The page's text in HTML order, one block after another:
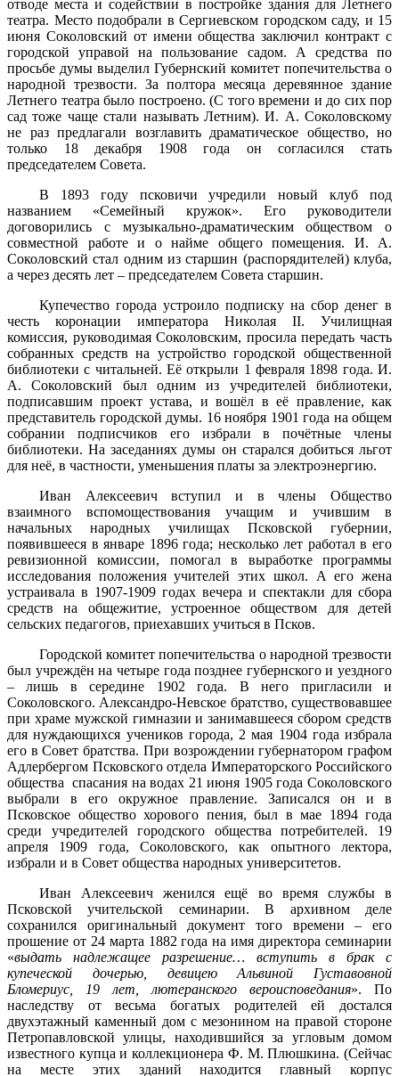
отводе места и содействии в постройке здания для Летнего
театра. Место подобрали в Сергиевском городском саду, и 15
июня Соколовский от имени общества заключил контракт с
городской управой на пользование садом. А средства по
просьбе думы выделил Губернский комитет попечительства о
народной трезвости. За полтора месяца деревянное здание
Летнего театра было построено. (С того времени и до сих пор
сад тоже чаще стали называть Летним). И. А. Соколовскому
не раз предлагали возглавить драматическое общество, но
только 18 декабря 1908 года он согласился стать
председателем Совета.
В 1893 году псковичи учредили новый клуб под
названием «Семейный кружок». Его руководители
договорились с музыкально-драматическим обществом о
совместной работе и о найме общего помещения. И. А.
Соколовский стал одним из старшин (распорядителей) клуба,
а через десять лет – председателем Совета старшин.
Купечество города устроило подписку на сбор денег в
честь коронации императора Николая II. Училищная
комиссия, руководимая Соколовским, просила передать часть
собранных средств на устройство городской общественной
библиотеки с читальней. Её открыли 1 февраля 1898 года. И.
А. Соколовский был одним из учредителей библиотеки,
подписавшим проект устава, и вошёл в её правление, как
представитель городской думы. 16 ноября 1901 года на общем
собрании подписчиков его избрали в почётные члены
библиотеки. На заседаниях думы он старался добиться льгот
для неё, в частности, уменьшения платы за электроэнергию.
Иван Алексеевич вступил и в члены Общество
взаимного вспомоществования учащим и учившим в
начальных народных училищах Псковской губернии,
появившееся в январе 1896 года; несколько лет работал в его
ревизионной комиссии, помогал в выработке программы
исследования положения учителей этих школ. А его жена
устраивала в 1907-1909 годах вечера и спектакли для сбора
средств на общежитие, устроенное обществом для детей
сельских педагогов, приехавших учиться в Псков.
Городской комитет попечительства о народной трезвости
был учреждён на четыре года позднее губернского и уездного
– лишь в середине 1902 года. В него пригласили и
Соколовского. Александро-Невское братство, существовавшее
при храме мужской гимназии и занимавшееся сбором средств
для нуждающихся учеников города, 2 мая 1904 года избрала
его в Совет братства. При возрождении губернатором графом
Адлербергом Псковского отдела Императорского Российского
общества спасания на водах 21 июня 1905 года Соколовского
выбрали в его окружное правление. Записался он и в
Псковское общество хорового пения, был в мае 1894 года
среди учредителей городского общества потребителей. 19
апреля 1909 года, Соколовского, как опытного лектора,
избрали и в Совет общества народных университетов.
Иван Алексеевич женился ещё во время службы в
Псковской учительской семинарии. В архивном деле
сохранился оригинальный документ того времени – его
прошение от 24 марта 1882 года на имя директора семинарии
«выдать надлежащее разрешение… вступить в брак с
купеческой дочерью, девицею Альвиной Густавовной
Бломериус, 19 лет, лютеранского вероисповедания». По
наследству от весьма богатых родителей ей достался
двухэтажный каменный дом с мезонином на правой стороне
Петропавловской улицы, находившийся за угловым домом
известного купца и коллекционера Ф. М. Плюшкина. (Сейчас
на месте этих зданий находится главный корпус